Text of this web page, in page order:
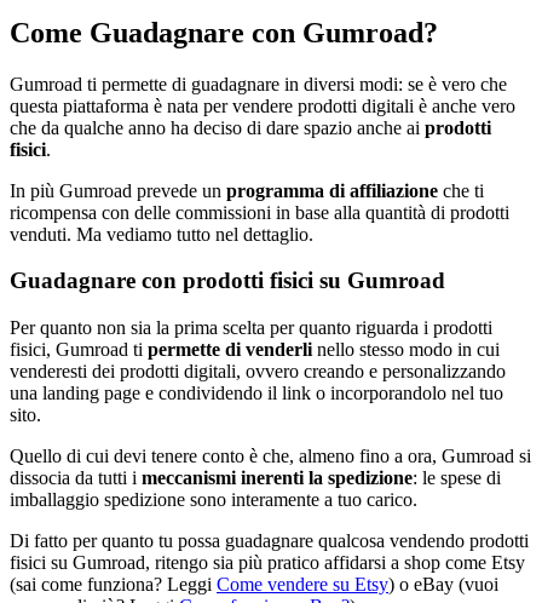
Come Guadagnare con Gumroad?
Gumroad ti permette di guadagnare in diversi modi: se è vero che
questa piattaforma è nata per vendere prodotti digitali è anche vero
che da qualche anno ha deciso di dare spazio anche ai prodotti
fisici.
In più Gumroad prevede un programma di affiliazione che ti
ricompensa con delle commissioni in base alla quantità di prodotti
venduti. Ma vediamo tutto nel dettaglio.
Guadagnare con prodotti fisici su Gumroad
Per quanto non sia la prima scelta per quanto riguarda i prodotti
fisici, Gumroad ti permette di venderli nello stesso modo in cui
venderesti dei prodotti digitali, ovvero creando e personalizzando
una landing page e condividendo il link o incorporandolo nel tuo
sito.
Quello di cui devi tenere conto è che, almeno fino a ora, Gumroad si
dissocia da tutti i meccanismi inerenti la spedizione: le spese di
imballaggio spedizione sono interamente a tuo carico.
Di fatto per quanto tu possa guadagnare qualcosa vendendo prodotti
fisici su Gumroad, ritengo sia più pratico affidarsi a shop come Etsy
(sai come funziona? Leggi Come vendere su Etsy) o eBay (vuoi